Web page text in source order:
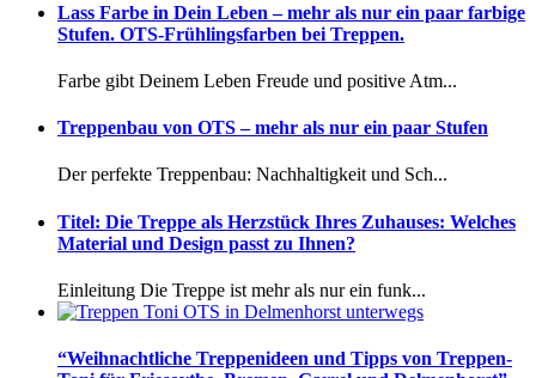
Lass Farbe in Dein Leben – mehr als nur ein paar farbige
Stufen. OTS-Frühlingsfarben bei Treppen.
Farbe gibt Deinem Leben Freude und positive Atm...
Treppenbau von OTS – mehr als nur ein paar Stufen
Der perfekte Treppenbau: Nachhaltigkeit und Sch...
Titel: Die Treppe als Herzstück Ihres Zuhauses: Welches
Material und Design passt zu Ihnen?
Einleitung Die Treppe ist mehr als nur ein funk...
“Weihnachtliche Treppenideen und Tipps von Treppen-